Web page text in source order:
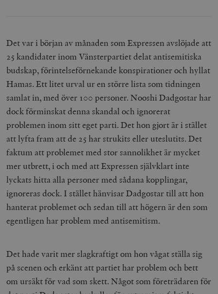
Det var i början av månaden som Expressen avslöjade att
25 kandidater inom Vänsterpartiet delat antisemitiska
budskap, förintelseförnekande konspirationer och hyllat
Hamas. Ett litet urval ur en större lista som tidningen
samlat in, med över 100 personer. Nooshi Dadgostar har
dock förminskat denna skandal och ignorerat
problemen inom sitt eget parti. Det hon gjort är i stället
att lyfta fram att de 25 har strukits eller uteslutits. Det
faktum att problemet med stor sannolikhet är mycket
mer utbrett, i och med att Expressen självklart inte
lyckats hitta alla personer med sådana kopplingar,
ignoreras dock. I stället hänvisar Dadgostar till att hon
hanterat problemet och sedan till att högern är den som
egentligen har problem med antisemitism.
Det hade varit mer slagkraftigt om hon vågat ställa sig
på scenen och erkänt att partiet har problem och bett
om ursäkt för vad som skett. Något som företrädaren för